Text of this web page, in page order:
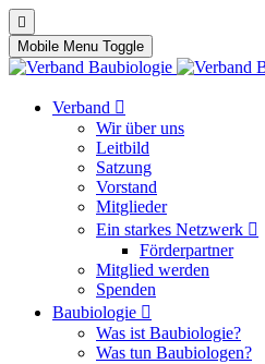
Mobile Menu Toggle
Verband
Wir über uns
Leitbild
Satzung
Vorstand
Mitglieder
Ein starkes Netzwerk
Förderpartner
Mitglied werden
Spenden
Baubiologie
Was ist Baubiologie?
Was tun Baubiologen?